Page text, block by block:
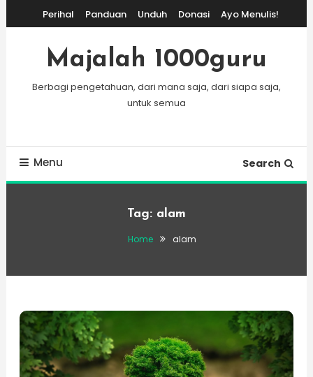
To
Content
Perihal Panduan Unduh Donasi Ayo Menulis!
Majalah 1000guru
Berbagi pengetahuan, dari mana saja, dari siapa saja,
untuk semua
Menu Search
Tag: alam
Home alam